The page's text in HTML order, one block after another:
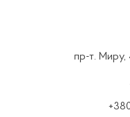
пр-т. Миру,